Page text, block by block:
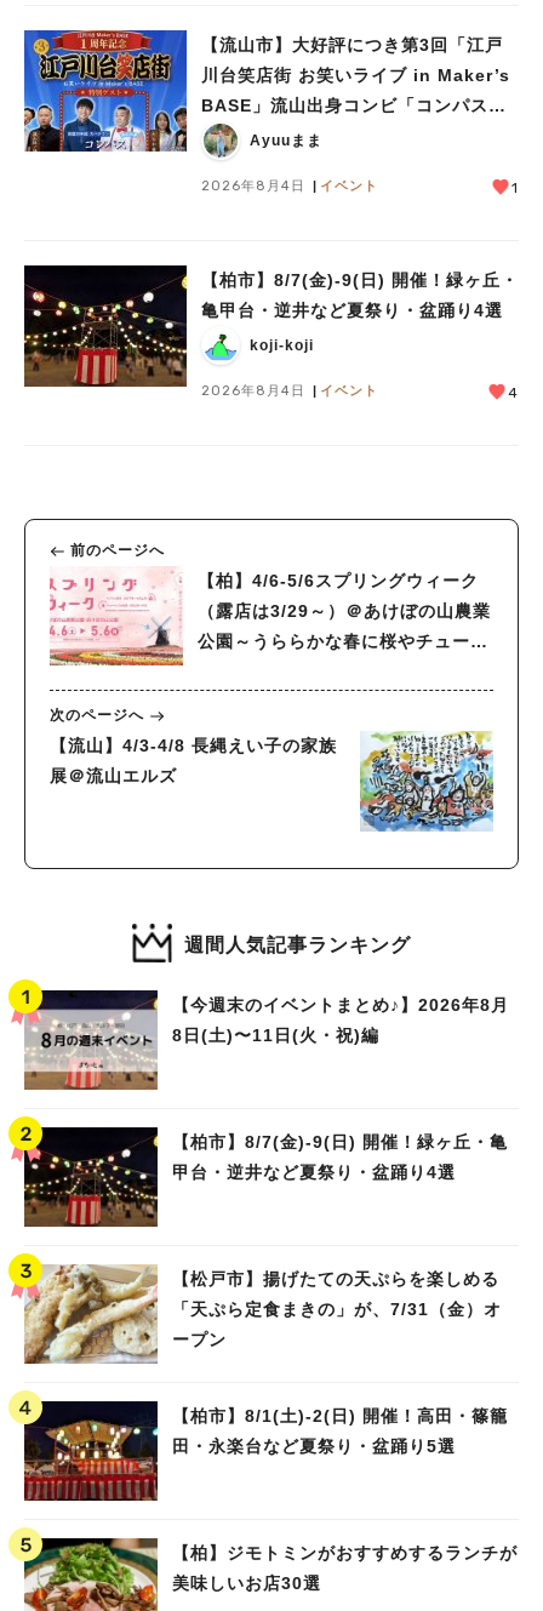
【流山市】大好評につき第3回「江戸
川台笑店街 お笑いライブ in Maker’s
BASE」流山出身コンビ「コンパス」
も登場！8/23（日）
Ayuuまま
2026年8月4日 イベント 1
【柏市】8/7(金)‐9(日) 開催！緑ヶ丘・
亀甲台・逆井など夏祭り・盆踊り4選
koji-koji
2026年8月4日 イベント 4
前のページへ
【柏】4/6-5/6スプリングウィーク
（露店は3/29～）＠あけぼの山農業
公園～うららかな春に桜やチューリ
次のページへ
【流山】4/3-4/8 長縄えい子の家族
展＠流山エルズ
週間人気記事ランキング
【今週末のイベントまとめ♪】2026年8月
8日(土)〜11日(火・祝)編
【柏市】8/7(金)‐9(日) 開催！緑ヶ丘・亀
甲台・逆井など夏祭り・盆踊り4選
【松戸市】揚げたての天ぷらを楽しめる
「天ぷら定食まきの」が、7/31（金）オ
ープン
【柏市】8/1(土)‐2(日) 開催！高田・篠籠
田・永楽台など夏祭り・盆踊り5選
【柏】ジモトミンがおすすめするランチが
美味しいお店30選